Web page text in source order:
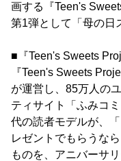
画する『Teen's
第1弾として「母の日
■『Teen's Sweets
『Teen's Sweets
が運営し、85万人の
ティサイト「ふみコ
代の読者モデルが、
レゼントでもらうな
ものを、アニバーサ